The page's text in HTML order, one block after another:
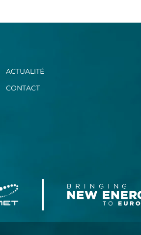
ACTUALITÉ
CONTACT